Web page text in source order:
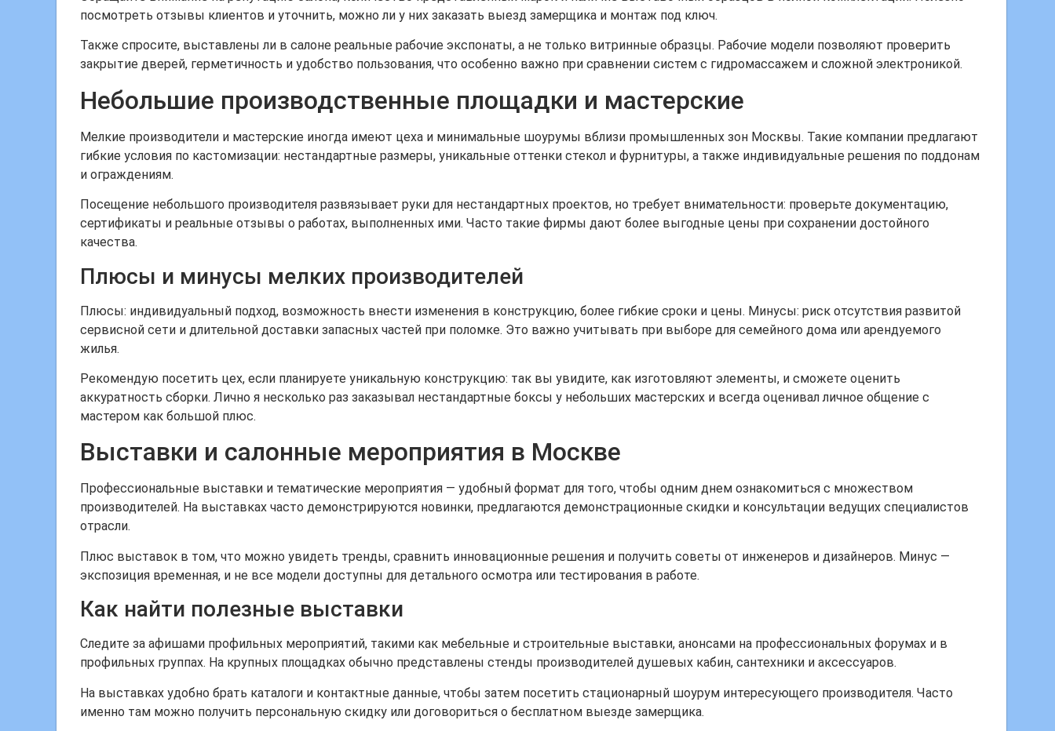
посмотреть отзывы клиентов и уточнить, можно ли у них заказать выезд замерщика и монтаж под ключ.
Также спросите, выставлены ли в салоне реальные рабочие экспонаты, а не только витринные образцы. Рабочие модели позволяют проверить
закрытие дверей, герметичность и удобство пользования, что особенно важно при сравнении систем с гидромассажем и сложной электроникой.
Небольшие производственные площадки и мастерские
Мелкие производители и мастерские иногда имеют цеха и минимальные шоурумы вблизи промышленных зон Москвы. Такие компании предлагают
гибкие условия по кастомизации: нестандартные размеры, уникальные оттенки стекол и фурнитуры, а также индивидуальные решения по поддонам
и ограждениям.
Посещение небольшого производителя развязывает руки для нестандартных проектов, но требует внимательности: проверьте документацию,
сертификаты и реальные отзывы о работах, выполненных ими. Часто такие фирмы дают более выгодные цены при сохранении достойного
качества.
Плюсы и минусы мелких производителей
Плюсы: индивидуальный подход, возможность внести изменения в конструкцию, более гибкие сроки и цены. Минусы: риск отсутствия развитой
сервисной сети и длительной доставки запасных частей при поломке. Это важно учитывать при выборе для семейного дома или арендуемого
жилья.
Рекомендую посетить цех, если планируете уникальную конструкцию: так вы увидите, как изготовляют элементы, и сможете оценить
аккуратность сборки. Лично я несколько раз заказывал нестандартные боксы у небольших мастерских и всегда оценивал личное общение с
мастером как большой плюс.
Выставки и салонные мероприятия в Москве
Профессиональные выставки и тематические мероприятия — удобный формат для того, чтобы одним днем ознакомиться с множеством
производителей. На выставках часто демонстрируются новинки, предлагаются демонстрационные скидки и консультации ведущих специалистов
отрасли.
Плюс выставок в том, что можно увидеть тренды, сравнить инновационные решения и получить советы от инженеров и дизайнеров. Минус —
экспозиция временная, и не все модели доступны для детального осмотра или тестирования в работе.
Как найти полезные выставки
Следите за афишами профильных мероприятий, такими как мебельные и строительные выставки, анонсами на профессиональных форумах и в
профильных группах. На крупных площадках обычно представлены стенды производителей душевых кабин, сантехники и аксессуаров.
На выставках удобно брать каталоги и контактные данные, чтобы затем посетить стационарный шоурум интересующего производителя. Часто
именно там можно получить персональную скидку или договориться о бесплатном выезде замерщика.